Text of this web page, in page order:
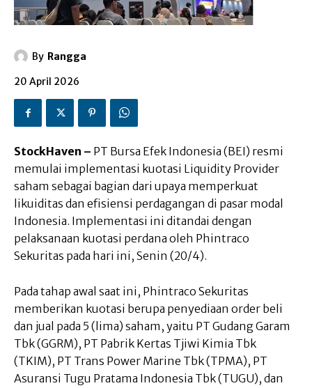
By Rangga
20 April 2026
StockHaven – PT Bursa Efek Indonesia (BEI) resmi
memulai implementasi kuotasi Liquidity Provider
saham sebagai bagian dari upaya memperkuat
likuiditas dan efisiensi perdagangan di pasar modal
Indonesia. Implementasi ini ditandai dengan
pelaksanaan kuotasi perdana oleh Phintraco
Sekuritas pada hari ini, Senin (20/4).
Pada tahap awal saat ini, Phintraco Sekuritas
memberikan kuotasi berupa penyediaan order beli
dan jual pada 5 (lima) saham, yaitu PT Gudang Garam
Tbk (GGRM), PT Pabrik Kertas Tjiwi Kimia Tbk
(TKIM), PT Trans Power Marine Tbk (TPMA), PT
Asuransi Tugu Pratama Indonesia Tbk (TUGU), dan